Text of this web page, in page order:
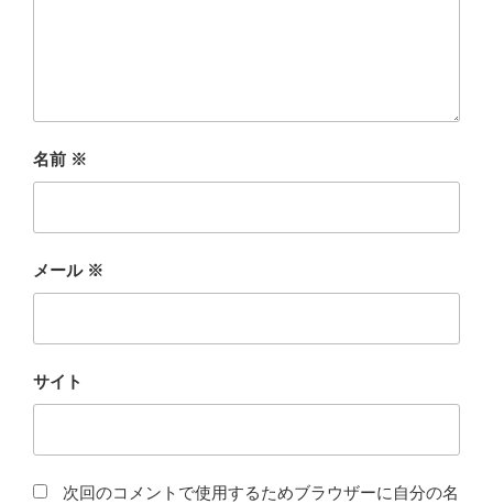
名前 ※
メール ※
サイト
次回のコメントで使用するためブラウザーに自分の名